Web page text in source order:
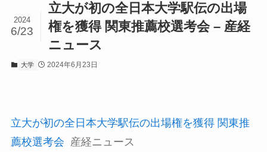
立大が初の全日本大学駅伝の出場
権を獲得 関東推薦校選考会 – 産経
ニュース
2024
6/23
大学 2024年6月23日
立大が初の全日本大学駅伝の出場権を獲得 関東推
薦校選考会 産経ニュース